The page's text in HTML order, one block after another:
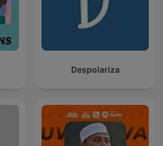
Despolariza